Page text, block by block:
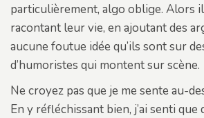
particulièrement, algo oblige. Alors
racontant leur vie, en ajoutant des
aucune foutue idée qu’ils sont sur
d’humoristes qui montent sur scène.
Ne croyez pas que je me sente au-
En y réfléchissant bien, j’ai senti que